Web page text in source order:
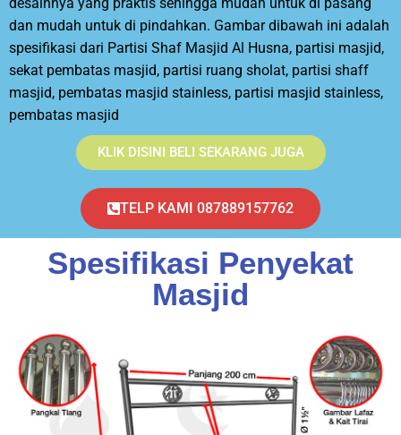
dan mudah untuk di pindahkan. Gambar dibawah ini adalah
spesifikasi dari Partisi Shaf Masjid Al Husna, partisi masjid,
sekat pembatas masjid, partisi ruang sholat, partisi shaff
masjid, pembatas masjid stainless, partisi masjid stainless,
pembatas masjid
KLIK DISINI BELI SEKARANG JUGA
TELP KAMI 087889157762
Spesifikasi Penyekat
Masjid